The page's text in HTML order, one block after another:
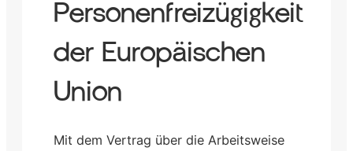
Personenfreizügigkeit
der Europäischen
Union
Mit dem Vertrag über die Arbeitsweise